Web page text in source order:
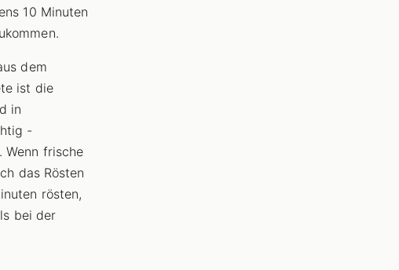
10 Minuten
dem
ist die
in
-
Wenn frische
das Rösten
rösten,
bei der